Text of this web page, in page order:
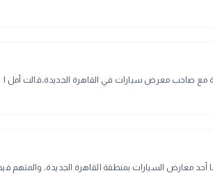
معارض السيارات بمنطقة القاهرة الجديدة، والمتهم